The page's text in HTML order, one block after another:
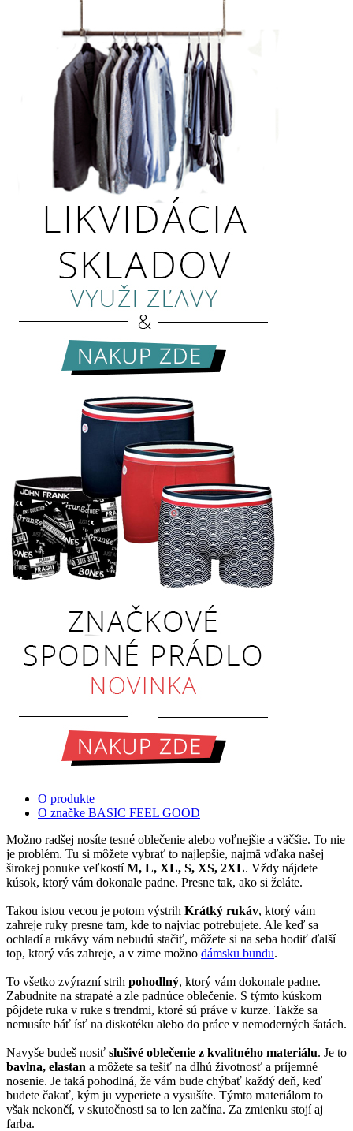
O produkte
O značke BASIC FEEL GOOD
Možno radšej nosíte tesné oblečenie alebo voľnejšie a väčšie. To nie
je problém. Tu si môžete vybrať to najlepšie, najmä vďaka našej
širokej ponuke veľkostíM, L, XL, S, XS, 2XL. Vždy nájdete
kúsok, ktorý vám dokonale padne. Presne tak, ako si želáte.
Takou istou vecou je potom výstrih Krátký rukáv, ktorý vám
zahreje ruky presne tam, kde to najviac potrebujete. Ale keď sa
ochladí a rukávy vám nebudú stačiť, môžete si na seba hodiť ďalší
top, ktorý vás zahreje, a v zime možno dámsku bundu.
To všetko zvýrazní strih pohodlný, ktorý vám dokonale padne.
Zabudnite na strapaté a zle padnúce oblečenie. S týmto kúskom
pôjdete ruka v ruke s trendmi, ktoré sú práve v kurze. Takže sa
nemusíte báť ísť na diskotéku alebo do práce v nemoderných šatách.
Navyše budeš nosiť slušivé oblečenie z kvalitného materiálu. Je to
bavlna, elastan a môžete sa tešiť na dlhú životnosť a príjemné
nosenie. Je taká pohodlná, že vám bude chýbať každý deň, keď
budete čakať, kým ju vyperiete a vysušíte. Týmto materiálom to
však nekončí, v skutočnosti sa to len začína. Za zmienku stojí aj
farba.